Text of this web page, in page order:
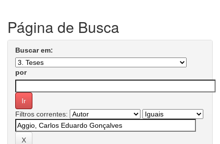
Página de Busca
Buscar em:
por
Filtros correntes: